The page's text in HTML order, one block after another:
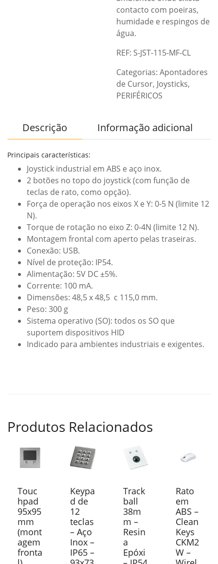
contacto com poeiras,
humidade e respingos de
água.
REF: S-JST-115-MF-CL
Categorias: Apontadores
de Cursor, Joysticks,
PERIFÉRICOS
Descrição Informação adicional
Principais características:
Joystick industrial em ABS e aço inox.
2 botões no topo do joystick (com função de
teclas de rato, como opção).
Força de operação nos eixos X e Y: 0-5 N (limite 12
N).
Torque de rotação no eixo Z: 0-4N (limite 12 N).
Montagem frontal com aperto pelas traseiras.
Conexão: USB.
Nível de proteção: IP54.
Alimentação: 5V DC ±5%.
Corrente: 100 mA.
Dimensões: 48,5 x 48,5 c 115,0 mm.
Peso: 300 g
Sistema operativo (SO): todos os SO que
suportem dispositivos HID
Indicado para ambientes industriais e exigentes.
Produtos Relacionados
Touc
hpad
95x95
mm
(mont
agem
fronta
Keypa
d de
12
teclas
– Aço
Inox –
IP65 –
Track
ball
38m
m –
Resin
a
Epóxi
Rato
em
ABS –
Clean
Keys
CKM2
W –